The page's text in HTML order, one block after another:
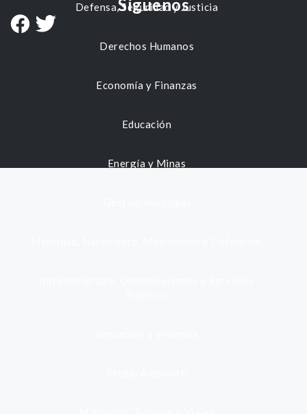
Defensa, Seguridad y Justicia
Derechos Humanos
Economía y Finanzas
Educación
Energía y Minas
Síguenos